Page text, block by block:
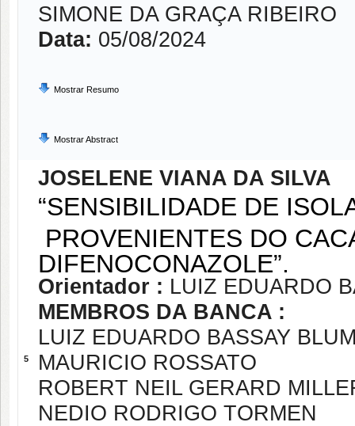
SIMONE DA GRAÇA RIBEIRO
Data: 05/08/2024
Mostrar Resumo
Mostrar Abstract
5
JOSELENE VIANA DA SILVA
“SENSIBILIDADE DE
PROVENIENTES DO
DIFENOCONAZOLE”.
Orientador : LUIZ EDUARDO
MEMBROS DA BANCA :
LUIZ EDUARDO BASSAY
MAURICIO ROSSATO
ROBERT NEIL GERARD
NEDIO RODRIGO TORMEN